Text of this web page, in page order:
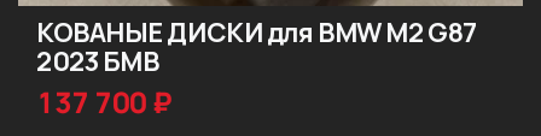
КОВАНЫЕ ДИСКИ для BMW M2 G87
2023 БМВ
137 700 ₽